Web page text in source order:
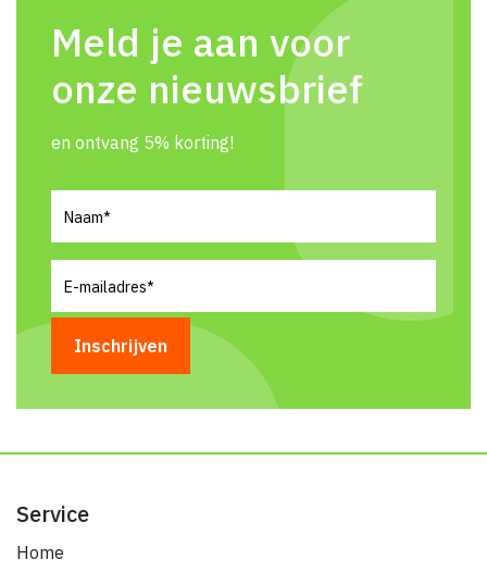
Meld je aan voor
onze nieuwsbrief
en ontvang 5% korting!
mailadres(Vereist)
Service
Home